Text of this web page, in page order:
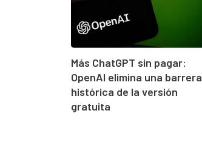
Más ChatGPT sin pagar:
OpenAI elimina una barrera
histórica de la versión
gratuita